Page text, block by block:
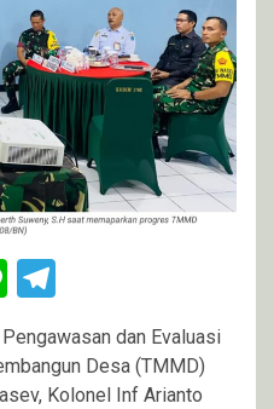
Line
dan Evaluasi
Desa (TMMD)
Kolonel Inf Arianto